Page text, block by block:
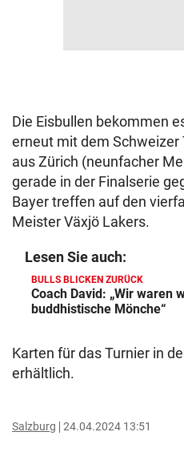
Die Eisbullen bekommen
erneut mit dem Schweizer
aus Zürich (neunfacher
gerade in der Finalserie
Bayer treffen auf den
Meister Växjö Lakers.
Lesen Sie auch:
BULLS BLICKEN ZURÜCK
Coach David: „Wir waren
buddhistische Mönche“
Karten für das Turnier in
erhältlich.
Salzburg 24.04.2024 13:51